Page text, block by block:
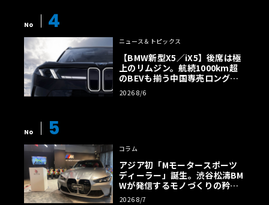
No 4
ニュース＆トピックス
【BMW新型X5／iX5】後席は極
上のリムジン。航続1000km超
のBEVも揃う中国専売ロング仕
様の全貌
2026 8/6
No 5
コラム
アジア初「Mモータースポーツ
ディーラー」誕生。渋谷松濤BM
Wが発信するモノづくりの矜持
【木下隆之コラム】
2026 8/7